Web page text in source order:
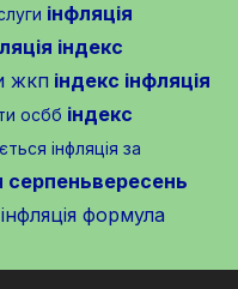
інфляція
індекс
жкп індекс інфляція
осбб індекс
інфляція за
серпеньвересень
інфляція формула